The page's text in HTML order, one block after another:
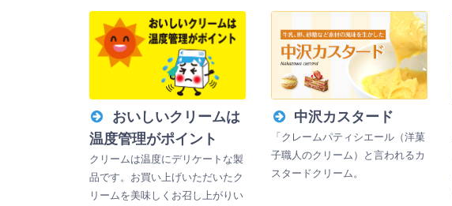
おいしいクリームは
温度管理がポイント
クリームは温度にデリケートな製
品です。お買い上げいただいたク
リームを美味しくお召し上がりい
中沢カスタード
「クレームパティシエール（洋菓
子職人のクリーム）と言われるカ
スタードクリーム。